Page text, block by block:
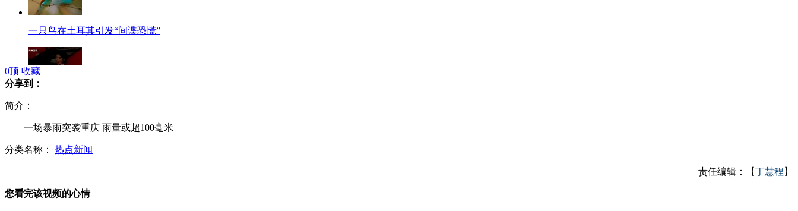
一只鸟在土耳其引发“间谍恐慌”
美称中国已建设首艘国产航母
0顶 收藏
分享到：
简介：
一场暴雨突袭重庆 雨量或超100毫米
分类名称： 热点新闻
责任编辑：【丁慧程 】
您看完该视频的心情